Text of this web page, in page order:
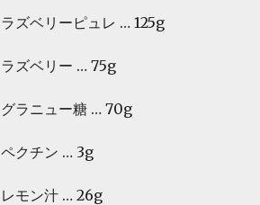
ラズベリーピュレ … 125g
ラズベリー … 75g
グラニュー糖 … 70g
ペクチン … 3g
レモン汁 … 26g